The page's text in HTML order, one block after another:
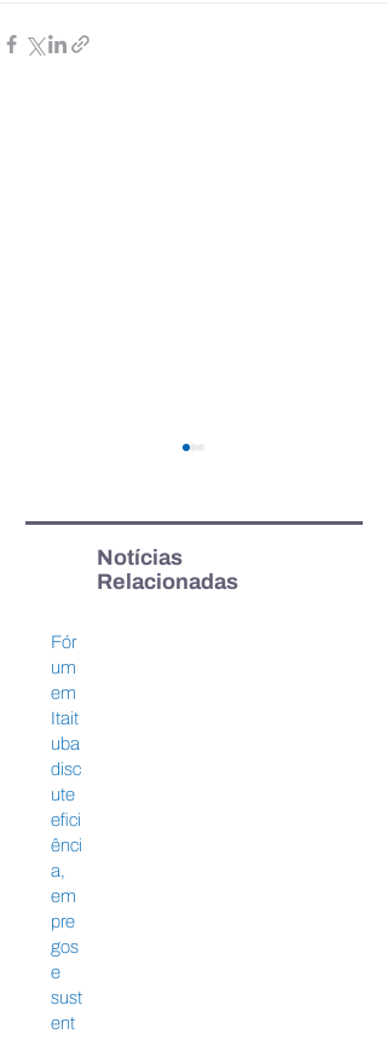
Sistema FIEPA promove
1º Fórum de
Oportunidades do Xingu,
em Altamira
Notícias
Relacionadas
Fór
um
em
Itait
uba
disc
ute
efici
ênci
a,
em
pre
gos
e
sust
ent